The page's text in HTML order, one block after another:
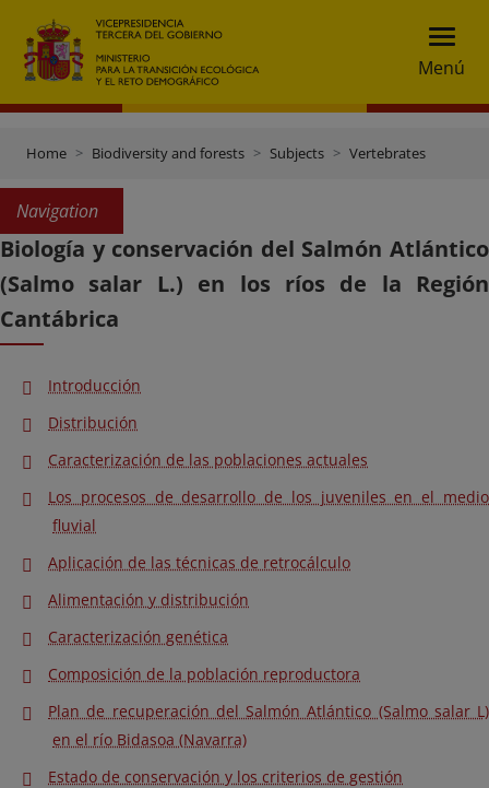
Menú
Home Biodiversity and forests Subjects Vertebrates
Navigation
Biología y conservación del Salmón Atlántico
(Salmo salar L.) en los ríos de la Región
Cantábrica
Introducción
Distribución
Caracterización de las poblaciones actuales
Los procesos de desarrollo de los juveniles en el medio
fluvial
Aplicación de las técnicas de retrocálculo
Alimentación y distribución
Caracterización genética
Composición de la población reproductora
Plan de recuperación del Salmón Atlántico (Salmo salar L)
en el río Bidasoa (Navarra)
Estado de conservación y los criterios de gestión